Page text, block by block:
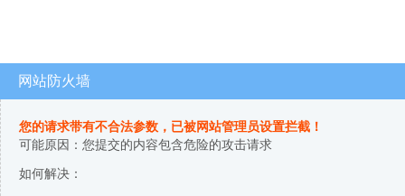
网站防火墙
您的请求带有不合法参数，已被网站管理员设置拦截！
可能原因：您提交的内容包含危险的攻击请求
如何解决：